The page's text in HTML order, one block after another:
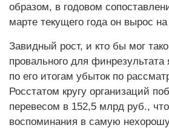
образом, в годовом
марте текущего года он вырос
Завидный рост, и кто бы мог
провального для
по его итогам убыток по
Росстатом кругу организаций
перевесом в 152,5 млрд руб.,
воспоминания в самую